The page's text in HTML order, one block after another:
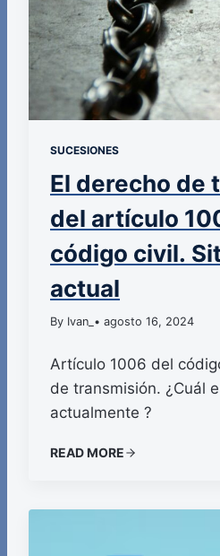
SUCESIONES
El derecho de
del artículo
código civil.
actual
By Ivan_ • agosto 16, 2024
Artículo 1006 del
de transmisión. ¿Cuál es la situación
actualmente ?
READ MORE